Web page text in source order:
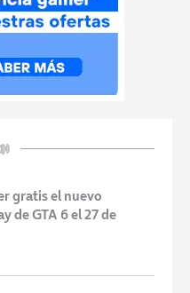
gratis el nuevo
de GTA 6 el 27 de